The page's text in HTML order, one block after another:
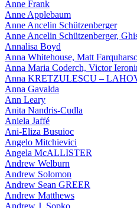
Anne Frank
Anne Applebaum
Anne Ancelin Schützenberger
Anne Ancelin Schützenberger,
Annalisa Boyd
Anna Whitehouse, Matt
Anna Maria Coderch, Victor
Anna KRETZULESCU –
Anna Gavalda
Ann Leary
Anita Nandris-Cudla
Aniela Jaffé
Ani-Eliza Busuioc
Angelo Mitchievici
Angela McALLISTER
Andrew Welburn
Andrew Solomon
Andrew Sean GREER
Andrew Matthews
Andrew J. Sopko